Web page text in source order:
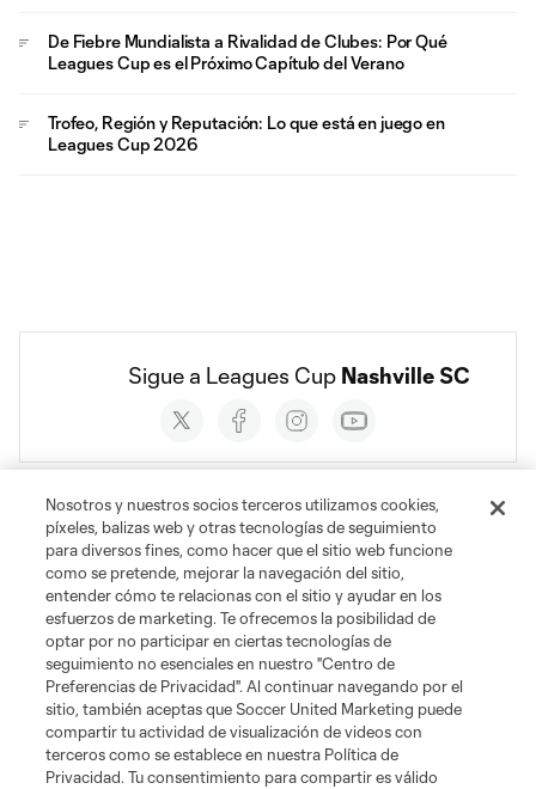
De Fiebre Mundialista a Rivalidad de Clubes: Por Qué
Leagues Cup es el Próximo Capítulo del Verano
Trofeo, Región y Reputación: Lo que está en juego en
Leagues Cup 2026
Sigue a Leagues Cup Nashville SC
Social
accounts
Nosotros y nuestros socios terceros utilizamos cookies,
píxeles, balizas web y otras tecnologías de seguimiento
para diversos fines, como hacer que el sitio web funcione
como se pretende, mejorar la navegación del sitio,
entender cómo te relacionas con el sitio y ayudar en los
esfuerzos de marketing. Te ofrecemos la posibilidad de
optar por no participar en ciertas tecnologías de
seguimiento no esenciales en nuestro "Centro de
Preferencias de Privacidad". Al continuar navegando por el
sitio, también aceptas que Soccer United Marketing puede
compartir tu actividad de visualización de videos con
terceros como se establece en nuestra Política de
Privacidad. Tu consentimiento para compartir es válido